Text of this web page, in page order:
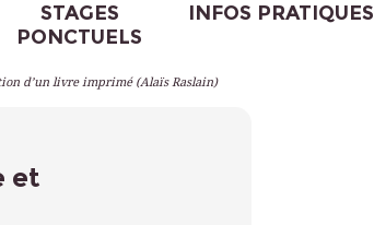
STAGES
PONCTUELS
INFOS PRATIQUES
d’un livre imprimé (Alaïs Raslain)
et